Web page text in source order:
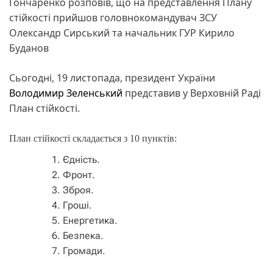
стійкості прийшов головнокомандувач ЗСУ
Олександр Сирський та начальник ГУР Кирило
Буданов
Сьогодні, 19 листопада, президент України
Володимир Зеленський представив у Верховній Раді
План стійкості.
План стійкості складається з 10 пунктів:
Єдність.
Фронт.
Зброя.
Гроші.
Енергетика.
Безпека.
Громади.